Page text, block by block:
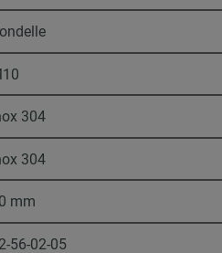
304
304
mm
56-02-05